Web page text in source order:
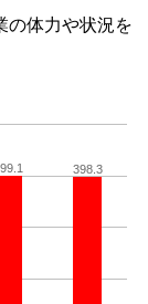
の体力や状況を
398.3